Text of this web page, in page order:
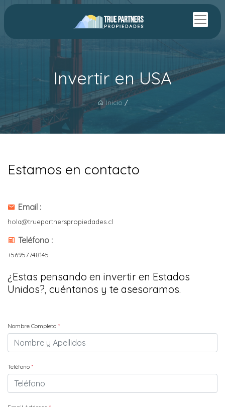
Invertir en USA
Inicio /
Estamos en contacto
Email :
hola@truepartnerspropiedades.cl
Teléfono :
+56957748145
¿Estas pensando en invertir en Estados
Unidos?, cuéntanos y te asesoramos.
Nombre Completo *
Teléfono *